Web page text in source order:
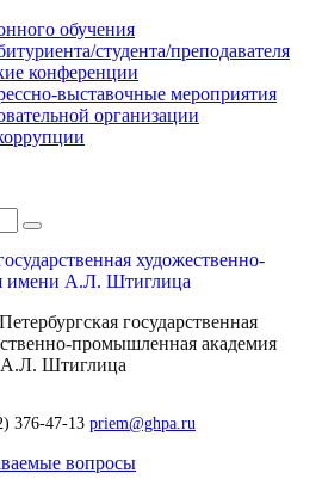
обучения
студента/преподавателя
конференции
выставочные мероприятия
организации
государственная
промышленная академия
Штиглица
376-47-13 priem@ghpa.ru
вопросы